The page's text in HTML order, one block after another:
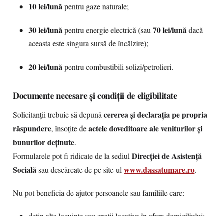
10 lei/lunăpentru gaze naturale;
30 lei/lunăpentru energie electrică (sau70 lei/lunădacă
aceasta este singura sursă de încălzire);
20 lei/lunăpentru combustibili solizi/petrolieri.
Documente necesare și condiții de eligibilitate
Solicitanții trebuie să depunăcererea și declarația pe propria
răspundere, însoțite deactele doveditoare ale veniturilor și
bunurilor deținute.
Formularele pot fi ridicate de la sediulDirecției de Asistență
Socialăsau descărcate de pe site-ulwww.dassatumare.ro.
Nu pot beneficia de ajutor persoanele sau familiile care: